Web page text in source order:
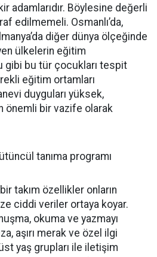
adamlarıdır. Böylesine değerli
edilmemeli. Osmanlı’da,
diğer dünya ölçeğinde
ülkelerin eğitim
gibi bu tür çocukları tespit
eğitim ortamları
duyguları yüksek,
önemli bir vazife olarak
tanıma programı
takım özellikler onların
ciddi veriler ortaya koyar.
okuma ve yazmayı
aşırı merak ve özel ilgi
yaş grupları ile iletişim